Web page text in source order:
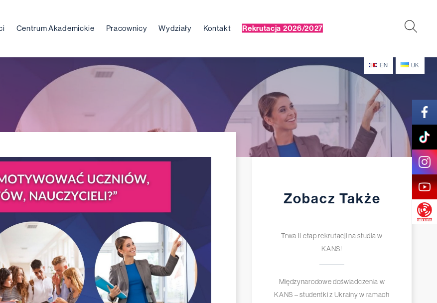
Centrum Akademickie Pracownicy Wydziały Kontakt Rekrutacja 2026/2027
EN UK
Zobacz Także
Trwa II etap rekrutacji na studia w
KANS!
Międzynarodowe doświadczenia w
KANS – studentki z Ukrainy w ramach